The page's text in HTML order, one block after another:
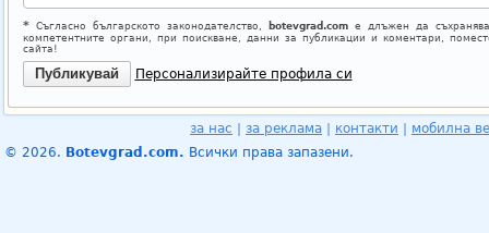
*Съгласно българското законодателство, botevgrad.comе длъжен да
компетентните органи, при поискване, данни за публикации и коментари,
сайта!
Персонализирайте профила си
за нас за реклама контакти
мобилна
© 2026. Botevgrad.com. Всички права запазени.